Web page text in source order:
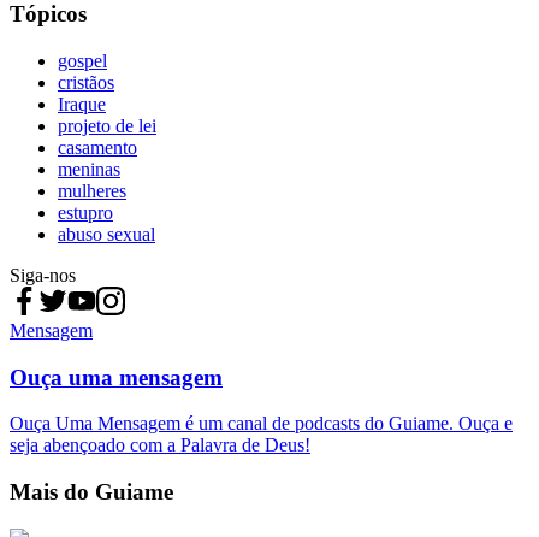
Tópicos
gospel
cristãos
Iraque
projeto de lei
casamento
meninas
mulheres
estupro
abuso sexual
Siga-nos
Mensagem
Ouça uma mensagem
Ouça Uma Mensagem é um canal de podcasts do Guiame. Ouça e
seja abençoado com a Palavra de Deus!
Mais do Guiame